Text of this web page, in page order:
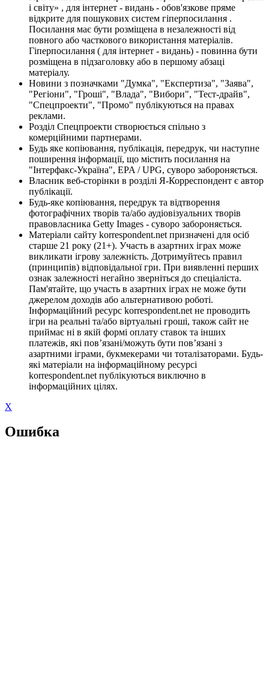
і світу» , для інтернет - видань - обов'язкове пряме
відкрите для пошукових систем гіперпосилання .
Посилання має бути розміщена в незалежності від
повного або часткового використання матеріалів.
Гіперпосилання ( для інтернет - видань) - повинна бути
розміщена в підзаголовку або в першому абзаці
матеріалу.
Новини з позначками "Думка", "Експертиза", "Заява",
"Регіони", "Гроші", "Влада", "Вибори", "Тест-драйв",
"Спецпроекти", "Промо" публікуються на правах
реклами.
Розділ Спецпроекти створюється спільно з
комерційними партнерами.
Будь яке копіювання, публікація, передрук, чи наступне
поширення інформації, що містить посилання на
"Інтерфакс-Україна", EPA / UPG, суворо забороняється.
Власник веб-сторінки в розділі Я-Корреспондент є автор
публікації.
Будь-яке копіювання, передрук та відтворення
фотографічних творів та/або аудіовізуальних творів
правовласника Getty Images - суворо забороняється.
Матеріали сайту korrespondent.net призначені для осіб
старше 21 року (21+). Участь в азартних іграх може
викликати ігрову залежність. Дотримуйтесь правил
(принципів) відповідальної гри. При виявленні перших
ознак залежності негайно зверніться до спеціаліста.
Пам'ятайте, що участь в азартних іграх не може бути
джерелом доходів або альтернативою роботі.
Інформаційний ресурс korrespondent.net не проводить
ігри на реальні та/або віртуальні гроші, також сайт не
приймає ні в якій формі оплату ставок та інших
платежів, які пов’язані/можуть бути пов’язані з
азартними іграми, букмекерами чи тоталізаторами. Будь-
які матеріали на інформаційному ресурсі
korrespondent.net публікуються виключно в
інформаційних цілях.
X
Ошибка